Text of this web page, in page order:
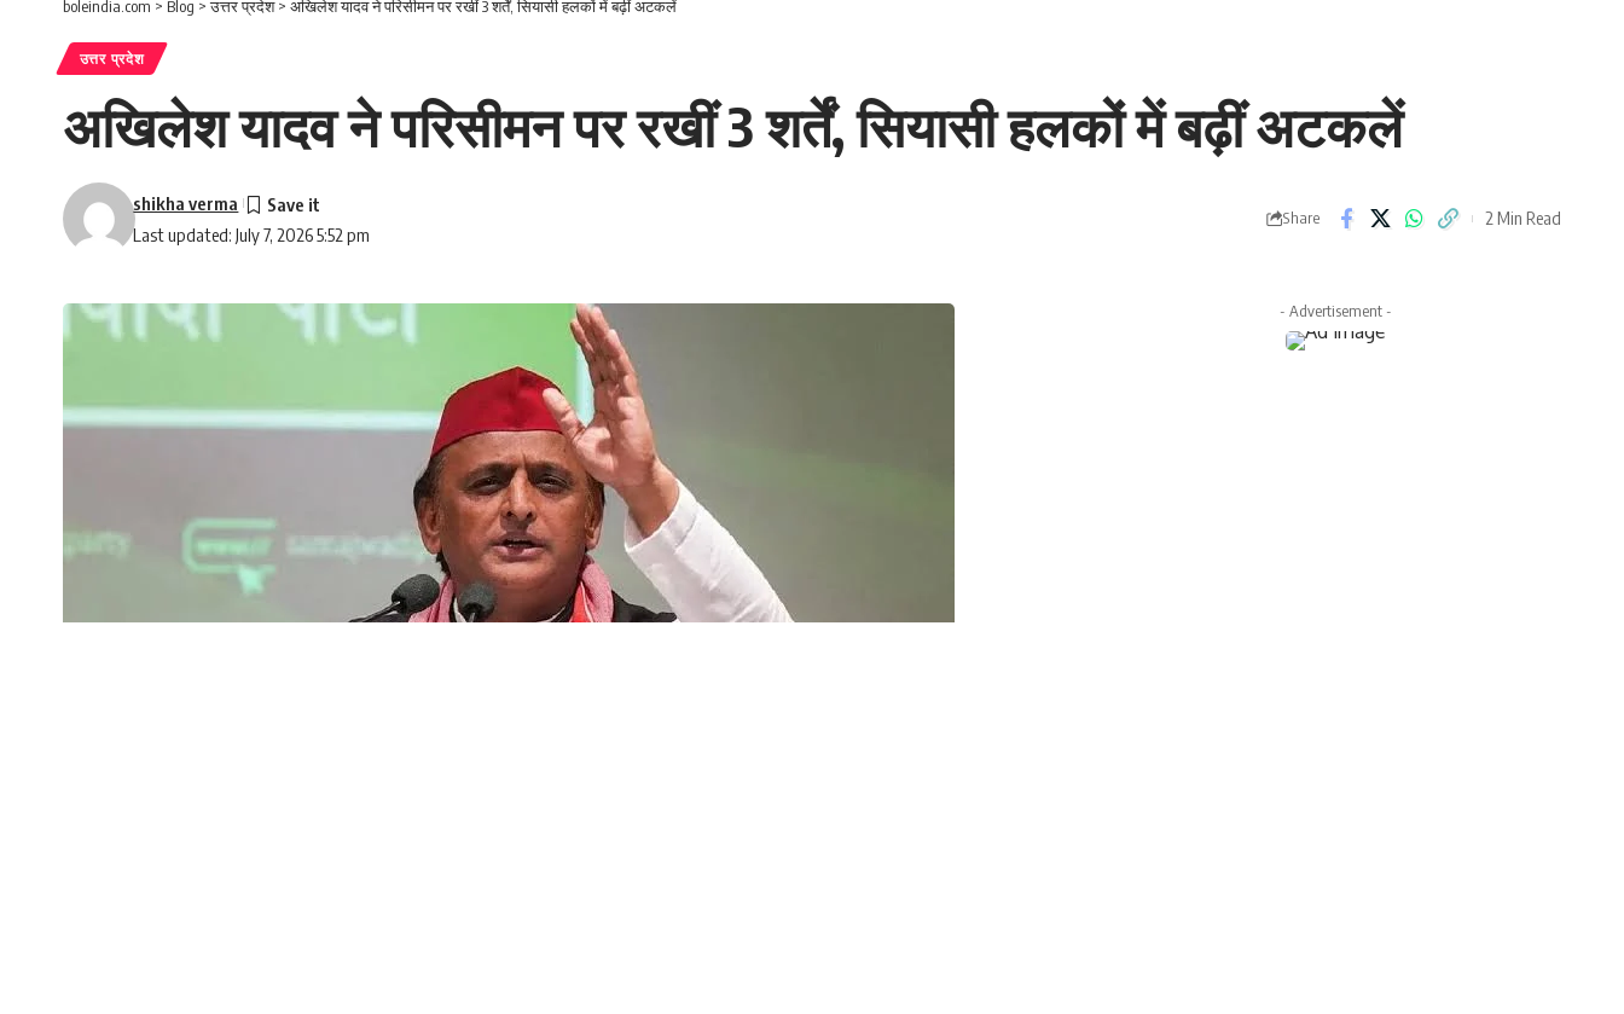
boleindia.com > Blog >उत्तर प्रदेश> अखिलेश यादव ने परिसीमन पर रखीं 3 शर्तें, सियासी हलकों में बढ़ीं अटकलें
उत्तर प्रदेश
अखिलेश यादव ने परिसीमन पर रखीं 3 शर्तें, सियासी हलकों में बढ़ीं अटकलें
Last updated: July 7, 2026 5:52 pm
shikha verma
Share 2 Min Read
- Advertisement -